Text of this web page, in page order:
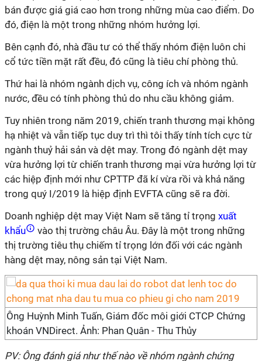
bán được giá giá cao hơn trong những mùa cao điểm. Do
đó, điện là một trong những nhóm hưởng lợi.
Bên cạnh đó, nhà đầu tư có thể thấy nhóm điện luôn chi
cổ tức tiền mặt rất đều, đó cũng là tiêu chí phòng thủ.
Thứ hai là nhóm ngành dịch vụ, công ích và nhóm ngành
nước, đều có tính phòng thủ do nhu cầu không giảm.
Tuy nhiên trong năm 2019, chiến tranh thương mại không
hạ nhiệt và vẫn tiếp tục duy trì thì tôi thấy tính tích cực từ
ngành thuỷ hải sản và dệt may. Trong đó ngành dệt may
vừa hưởng lợi từ chiến tranh thương mại vừa hưởng lợi từ
các hiệp định mới như CPTTP đã kí vừa rồi và khả năng
trong quý I/2019 là hiệp định EVFTA cũng sẽ ra đời.
Doanh nghiệp dệt may Việt Nam sẽ tăng tỉ trọng xuất
khẩu
vào thị trường châu Âu. Đây là một trong những
thị trường tiêu thụ chiếm tỉ trọng lớn đối với các ngành
hàng dệt may, nông sản tại Việt Nam.
Ông Huỳnh Minh Tuấn, Giám đốc môi giới CTCP Chứng
khoán VNDirect. Ảnh: Phan Quân - Thu Thủy
PV: Ông đánh giá như thế nào về nhóm ngành chứng